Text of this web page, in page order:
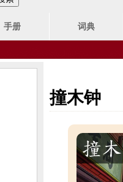
手册 词典
撞木钟